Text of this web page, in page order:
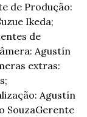
de Produção:
Ikeda;
de
Agustín
extras:
Agustín
SouzaGerente